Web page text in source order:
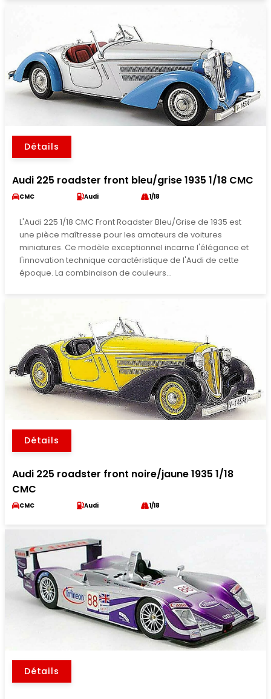
Détails
Audi 225 roadster front bleu/grise 1935 1/18 CMC
CMC Audi 1/18
L'Audi 225 1/18 CMC Front Roadster Bleu/Grise de 1935 est
une pièce maîtresse pour les amateurs de voitures
miniatures. Ce modèle exceptionnel incarne l'élégance et
l'innovation technique caractéristique de l'Audi de cette
époque. La combinaison de couleurs...
Détails
Audi 225 roadster front noire/jaune 1935 1/18
CMC
CMC Audi 1/18
Détails